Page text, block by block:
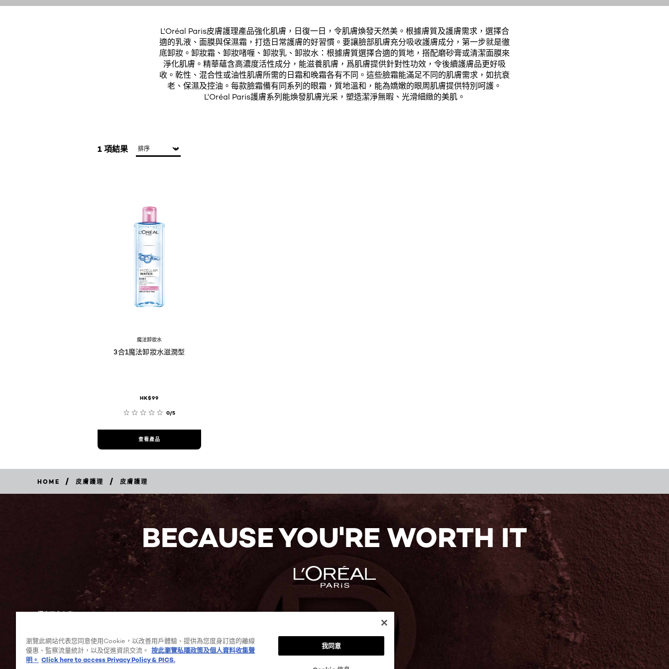
L'Oréal Paris皮膚護理產品強化肌膚，日復一日，令肌膚煥發天然美。根據膚質及護膚需求，選擇合
適的乳液、面膜與保濕霜，打造日常護膚的好習慣。要讓臉部肌膚充分吸收護膚成分，第一步就是徹
底卸妝。卸妝霜、卸妝啫喱、卸妝乳、卸妝水：根據膚質選擇合適的質地，搭配磨砂膏或清潔面膜來
淨化肌膚。精華蘊含高濃度活性成分，能滋養肌膚，爲肌膚提供針對性功效，令後續護膚品更好吸
收。乾性、混合性或油性肌膚所需的日霜和晚霜各有不同。這些臉霜能滿足不同的肌膚需求，如抗衰
老、保濕及控油。每款臉霜備有同系列的眼霜，質地溫和，能為嬌嫩的眼周肌膚提供特別呵護。
L'Oréal Paris護膚系列能煥發肌膚光采，塑造潔淨無暇、光滑細緻的美肌。
1 項結果
魔法卸妝水
3合1魔法卸妝水滋潤型
HK$99
0/5
查看產品
HOME / 皮膚護理 / 皮膚護理
BECAUSE YOU'RE WORTH IT
探索更多內容
Facebook
YouTube
瀏覽此網站代表您同意使用Cookie，以改善用戶體驗、提供為您度身訂造的離線
優惠、監察流量統計，以及促進資訊交流。 按此瀏覽私隱政策及個人資料收集聲
明。 Click here to access Privacy Policy & PICS.
我同意